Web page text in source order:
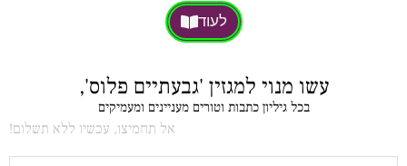
לעוד
עשו מנוי למגזין 'גבעתיים פלוס',
בכל גיליון כתבות וטורים מעניינים ומעמיקים
אל תחמיצו, עכשיו ללא תשלום!